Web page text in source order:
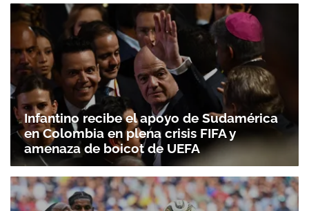
Infantino recibe el apoyo de Sudamérica
en Colombia en plena crisis FIFA y
amenaza de boicot de UEFA